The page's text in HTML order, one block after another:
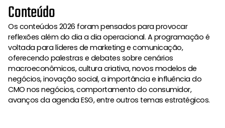
Conteúdo
Os conteúdos 2026 foram pensados para provocar
reflexões além do dia a dia operacional. A programação é
voltada para líderes de marketing e comunicação,
oferecendo palestras e debates sobre cenários
macroeconômicos, cultura criativa, novos modelos de
negócios, inovação social, a importância e influência do
CMO nos negócios, comportamento do consumidor,
avanços da agenda ESG, entre outros temas estratégicos.